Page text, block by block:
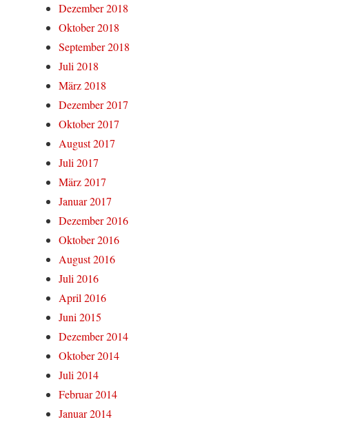
Dezember 2018
Oktober 2018
September 2018
Juli 2018
März 2018
Dezember 2017
Oktober 2017
August 2017
Juli 2017
März 2017
Januar 2017
Dezember 2016
Oktober 2016
August 2016
Juli 2016
April 2016
Juni 2015
Dezember 2014
Oktober 2014
Juli 2014
Februar 2014
Januar 2014